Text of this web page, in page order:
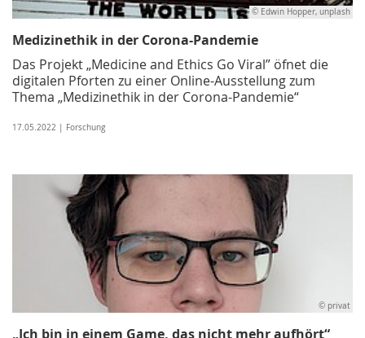
© Edwin Hopper, unplash
Medizinethik in der Corona-Pandemie
Das Projekt „Medicine and Ethics Go Viral” öfnet die
digitalen Pforten zu einer Online-Ausstellung zum
Thema „Medizinethik in der Corona-Pandemie“
17.05.2022 | Forschung
© privat
„Ich bin in einem Game, das nicht mehr aufhört“